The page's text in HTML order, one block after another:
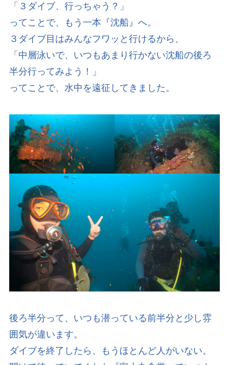
「３ダイブ、行っちゃう？」
ってことで、もう一本『沈船』へ。
３ダイブ目はみんなフワッと行けるから、
「中層泳いで、いつもあまり行かない沈船の後ろ
半分行ってみよう！」
ってことで、水中を遠征してきました。
後ろ半分って、いつも潜っている前半分と少し雰
囲気が違います。
ダイブを終了したら、もうほとんど人がいない。